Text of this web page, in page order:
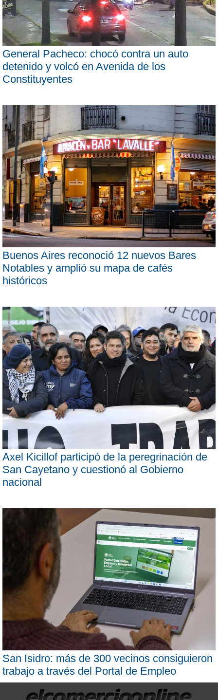
General Pacheco: chocó contra un auto
detenido y volcó en Avenida de los
Constituyentes
Buenos Aires reconoció 12 nuevos Bares
Notables y amplió su mapa de cafés
históricos
Axel Kicillof participó de la peregrinación de
San Cayetano y cuestionó al Gobierno
nacional
San Isidro: más de 300 vecinos consiguieron
trabajo a través del Portal de Empleo